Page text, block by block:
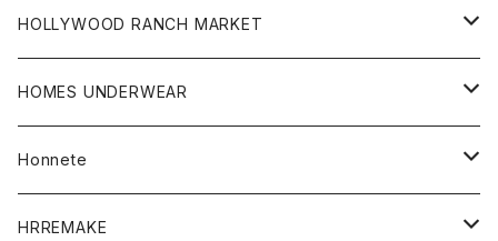
シャツ
カーディガン
ボトム
グッズ
帽子
ストール
HOLLYWOOD RANCH MARKET
アウター
カーディガン
コート
アクセサリー
ウォレット
キッズ
HOMES UNDERWEAR
アウター
カーディガン
キッズ
Honnete
ブラウス
HRREMAKE